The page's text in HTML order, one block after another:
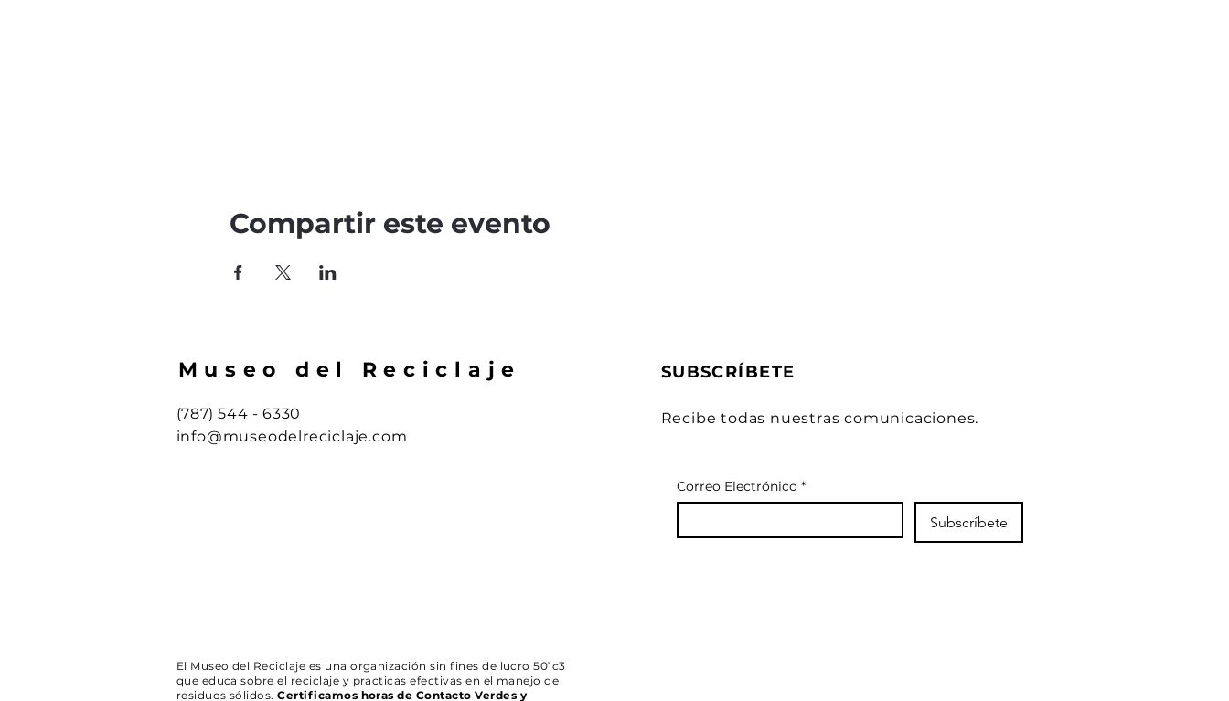
Compartir este evento
Museo del Reciclaje
(787) 544 - 6330
info@museodelreciclaje.com
El Museo del Reciclaje es una organización sin fines de lucro 501c3
que educa sobre el reciclaje y practicas efectivas en el manejo de
residuos sólidos.Certificamos horas de Contacto Verdes y
SUBSCRÍBETE
Recibe todas nuestras comunicaciones.
Correo Electrónico *
Subscríbete